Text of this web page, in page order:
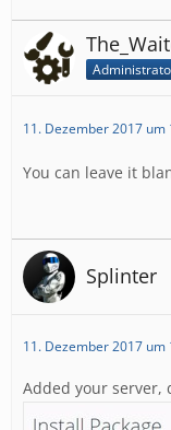
11. Dezember 2017 um
You can leave it
Splinter
11. Dezember 2017 um
Added your server,